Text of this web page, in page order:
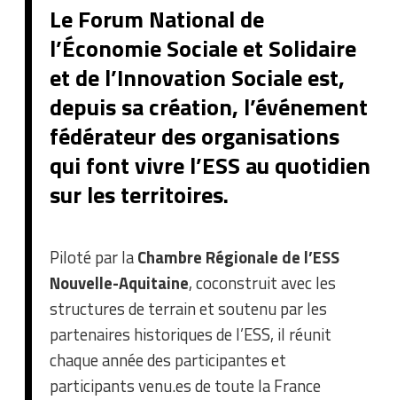
Le Forum National de
l’Économie Sociale et Solidaire
et de l’Innovation Sociale est,
depuis sa création, l’événement
fédérateur des organisations
qui font vivre l’ESS au quotidien
sur les territoires.
Piloté par laChambre Régionale de l’ESS
Nouvelle-Aquitaine, coconstruit avec les
structures de terrain et soutenu par les
partenaires historiques de l’ESS, il réunit
chaque année des participantes et
participants venu.es de toute la France